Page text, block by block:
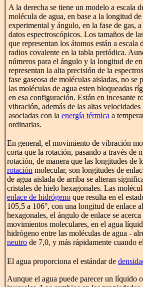
A la derecha se tiene un modelo a escala
molécula de agua, en base a la longitud de
experimental y ángulo, en la fase de gas,
datos espectroscópicos. Los tamaños de
que representan los átomos están a escala
radios covalente en la tabla periódica.
números para el ángulo y la longitud de
representan la alta precisión de la
fase gaseosa de moléculas aisladas, no se
las moléculas de agua esten bloqueadas
en esa configuración. Están en incesante
vibración, además de las altas velocidades
asociadas con la energía térmica a
ordinarias.
En general, el movimiento de vibración
corta que la rotación, pasando a través de
rotación, de manera que las longitudes de
rotación molecular, son longitudes de
de agua aislada de arriba se alteran
cristales de hielo hexagonales. Las
enlace de hidrógeno que resulta en el
105,5 a 106°, con una longitud de enlace
hexagonales, el ángulo de enlace se
movimientos moleculares, en el agua
hidrógeno entre las moléculas de agua -
neutro de 7,0, y más rápidamente cuando
El agua proporciona el estándar de
Aunque el agua puede parecer un líquido